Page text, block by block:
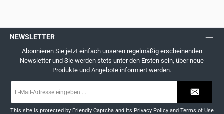
NEWSLETTER
Abonnieren Sie jetzt einfach unseren regelmäßig erscheinenden
Newsletter und Sie werden stets unter den Ersten sein, über neue
Produkte und Angebote informiert werden.
Mail-
*
This site is protected by Friendly Captchaand its Privacy Policyand Terms of Use